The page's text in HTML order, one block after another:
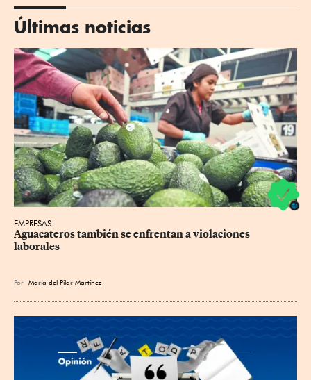
Últimas noticias
EMPRESAS
Aguacateros también se enfrentan a violaciones
laborales
Por María del Pilar Martínez